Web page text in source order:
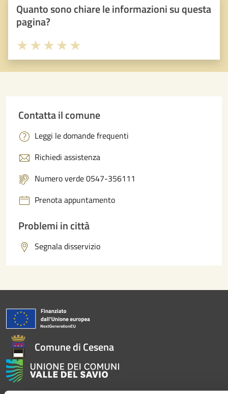
Quanto sono chiare le informazioni su questa
pagina?
Valuta 5 stelle su 5
Valuta 4 stelle su 5
Valuta 3 stelle su 5
Valuta 2 stelle su 5
Valuta 1 stelle su 5
Contatta il comune
Leggi le domande frequenti
Richiedi assistenza
Numero verde 0547-356111
Prenota appuntamento
Problemi in città
Segnala disservizio
Comune di Cesena